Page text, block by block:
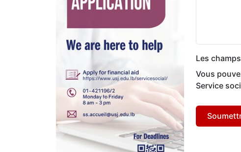
Les
Vous
Service